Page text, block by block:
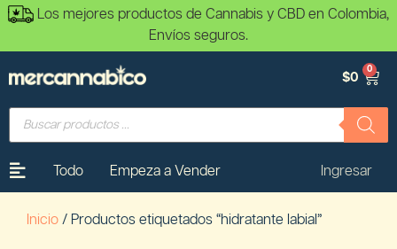
Los mejores productos de Cannabis y CBD en Colombia,
Envíos seguros.
$0
0
Todo Empeza a Vender Ingresar
Inicio / Productos etiquetados “hidratante labial”